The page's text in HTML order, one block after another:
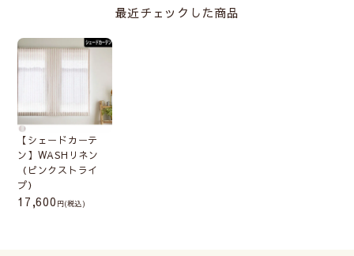
最近チェックした商品
【シェードカーテ
ン】WASHリネン
（ピンクストライ
プ）
17,600 (税込)